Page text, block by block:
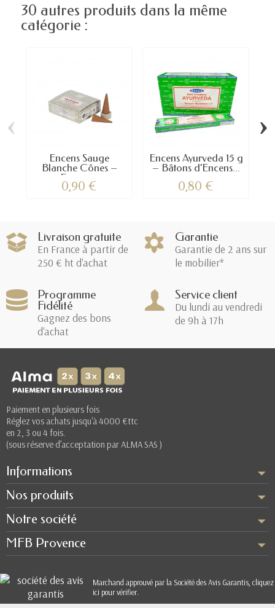
30 autres produits dans la même
catégorie :
Encens Sauge
Blanche Cônes –
Encens...
0,90 €
Encens Ayurveda 15 g
– Bâtons d’Encens...
0,80 €
‹ ›
Livraison gratuite
En France à partir de
250 € ht d'achat
Garantie
Garantie de 2 ans sur
le mobilier*
Programme
Fidélité
Gagnez des bons
d'achat
Service client
Du lundi au vendredi
de 9h à 17h
Paiement en plusieurs fois
Réglez vos achats jusqu'à 4000 €ttc
en 2, 3 ou 4 fois.
(sous réserve d’acceptation par ALMA SAS )
Informations
Nos produits
Notre société
MFB Provence
Marchand approuvé par la Société des Avis Garantis, cliquez
ici pour vérifier.